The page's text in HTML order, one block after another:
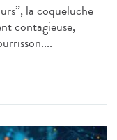
la coqueluche
contagieuse,